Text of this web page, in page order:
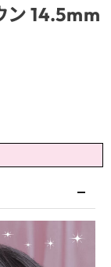
ン 14.5mm